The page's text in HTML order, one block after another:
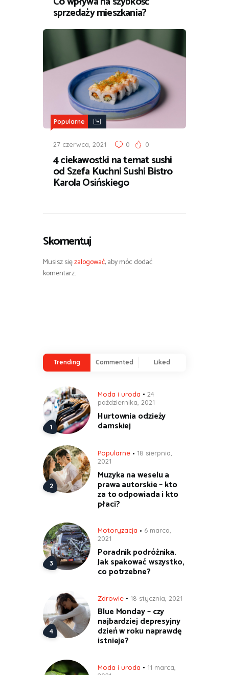
sprzedaży mieszkania?
Popularne
27 czerwca, 2021 0 0
4 ciekawostki na temat sushi
od Szefa Kuchni Sushi Bistro
Karola Osińskiego
Skomentuj
Musisz sięzalogować, aby móc dodać
komentarz.
Trending Commented Liked
Moda i uroda
24
października, 2021
Hurtownia odzieży
damskiej
Popularne
18 sierpnia,
2021
Muzyka na weselu a
prawa autorskie – kto
za to odpowiada i kto
płaci?
Motoryzacja
6 marca,
2021
Poradnik podróżnika.
Jak spakować wszystko,
co potrzebne?
Zdrowie 18 stycznia, 2021
Blue Monday – czy
najbardziej depresyjny
dzień w roku naprawdę
istnieje?
Moda i uroda
11 marca,